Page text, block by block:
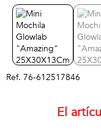
Ref. 76-612517846
El